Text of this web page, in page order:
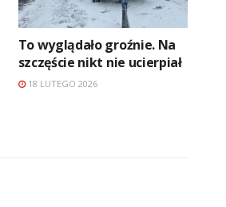
To wyglądało groźnie. Na
szczęście nikt nie ucierpiał
18 LUTEGO 2026